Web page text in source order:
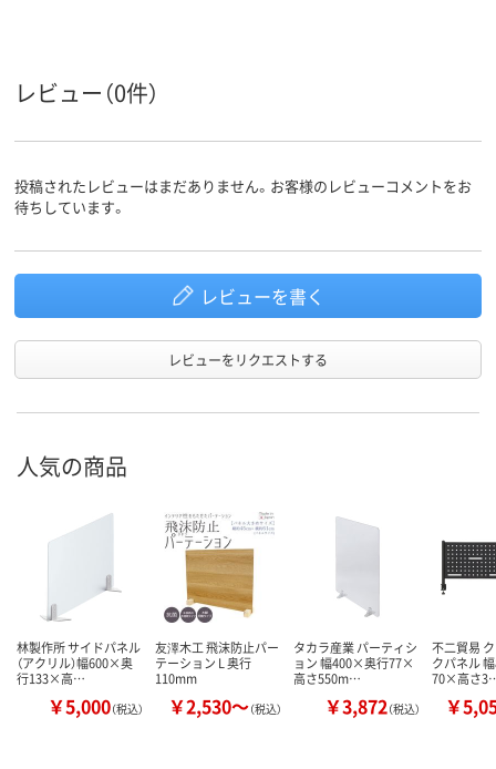
レビュー（0件）
投稿されたレビューはまだありません。お客様のレビューコメントをお
待ちしています。
レビューを書く
レビューをリクエストする
人気の商品
林製作所 サイドパネル
（アクリル）幅600×奥
行133×高…
￥5,000（税込）
友澤木工 飛沫防止パー
テーション L 奥行
110mm
￥2,530～（税込）
タカラ産業 パーティシ
ョン 幅400×奥行77×
高さ550m…
￥3,872（税込）
不二貿易
クパネル
70×高さ
￥